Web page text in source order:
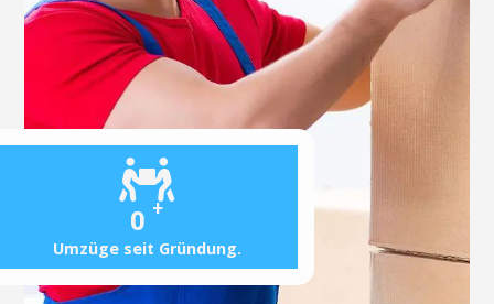
0 +
Umzüge seit Gründung.